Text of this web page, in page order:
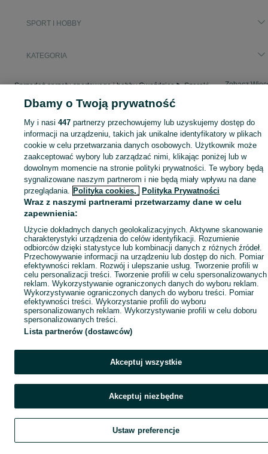
SPORT I HOBBY
KATEGORIA
Sprzedaż sprzętu sportowego i hobby Gwoździce ▶️ Szeroki wybór produktów ✅ Nowe i używane w atrakcyjnych cenach ✌ Sprawdź ogłoszenia na OLX.pl! Zobacz
Mapa miejscowości
Mapa ministron
Popularne wyszukiwania
Szukaj Obserwujesz Dodaj Czat
Dbamy o Twoją prywatność
My i nasi447 partnerzy przechowujemy lub uzyskujemy dostęp do
informacji na urządzeniu, takich jak unikalne identyfikatory w plikach
cookie w celu przetwarzania danych osobowych. Użytkownik może
zaakceptować wybory lub zarządzać nimi, klikając poniżej lub w
dowolnym momencie na stronie polityki prywatności. Te wybory będą
sygnalizowane naszym partnerom i nie będą miały wpływu na dane
przeglądania. Polityka cookies, Polityka Prywatności
Wraz z naszymi partnerami przetwarzamy dane w celu
zapewnienia:
Użycie dokładnych danych geolokalizacyjnych. Aktywne skanowanie
charakterystyki urządzenia do celów identyfikacji. Rozumienie
odbiorców dzięki statystyce lub kombinacji danych z różnych źródeł.
Przechowywanie informacji na urządzeniu lub dostęp do nich. Pomiar
efektywności reklam. Rozwój i ulepszanie usług. Tworzenie profili w
celu personalizacji treści. Tworzenie profili w celu spersonalizowanych
reklam. Wykorzystywanie ograniczonych danych do wyboru reklam.
Wykorzystywanie ograniczonych danych do wyboru treści. Pomiar
efektywności treści. Wykorzystanie profili do wyboru
spersonalizowanych reklam. Wykorzystywanie profili w celu doboru
spersonalizowanych treści.
Lista partnerów (dostawców)
Akceptuj wszystkie
Akceptuj niezbędne
Ustaw preferencje